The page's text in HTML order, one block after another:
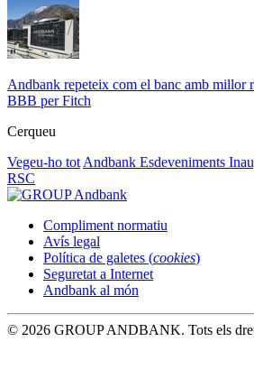
Andbank repeteix com el banc amb millor
BBB per Fitch
Cerqueu
Vegeu-ho tot Andbank Esdeveniments
RSC
Compliment normatiu
Avís legal
Política de galetes (cookies)
Seguretat a Internet
Andbank al món
© 2026 GROUP ANDBANK. Tots els